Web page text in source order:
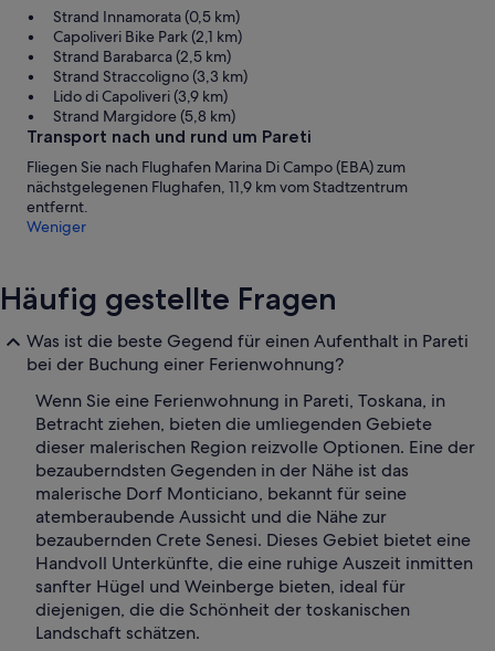
Strand Innamorata (0,5 km)
Capoliveri Bike Park (2,1 km)
Strand Barabarca (2,5 km)
Strand Straccoligno (3,3 km)
Lido di Capoliveri (3,9 km)
Strand Margidore (5,8 km)
Transport nach und rund um Pareti
Fliegen Sie nach Flughafen Marina Di Campo (EBA) zum
nächstgelegenen Flughafen, 11,9 km vom Stadtzentrum
entfernt.
Weniger
Häufig gestellte Fragen
Was ist die beste Gegend für einen Aufenthalt in Pareti
bei der Buchung einer Ferienwohnung?
Wenn Sie eine Ferienwohnung in Pareti, Toskana, in
Betracht ziehen, bieten die umliegenden Gebiete
dieser malerischen Region reizvolle Optionen. Eine der
bezauberndsten Gegenden in der Nähe ist das
malerische Dorf Monticiano, bekannt für seine
atemberaubende Aussicht und die Nähe zur
bezaubernden Crete Senesi. Dieses Gebiet bietet eine
Handvoll Unterkünfte, die eine ruhige Auszeit inmitten
sanfter Hügel und Weinberge bieten, ideal für
diejenigen, die die Schönheit der toskanischen
Landschaft schätzen.